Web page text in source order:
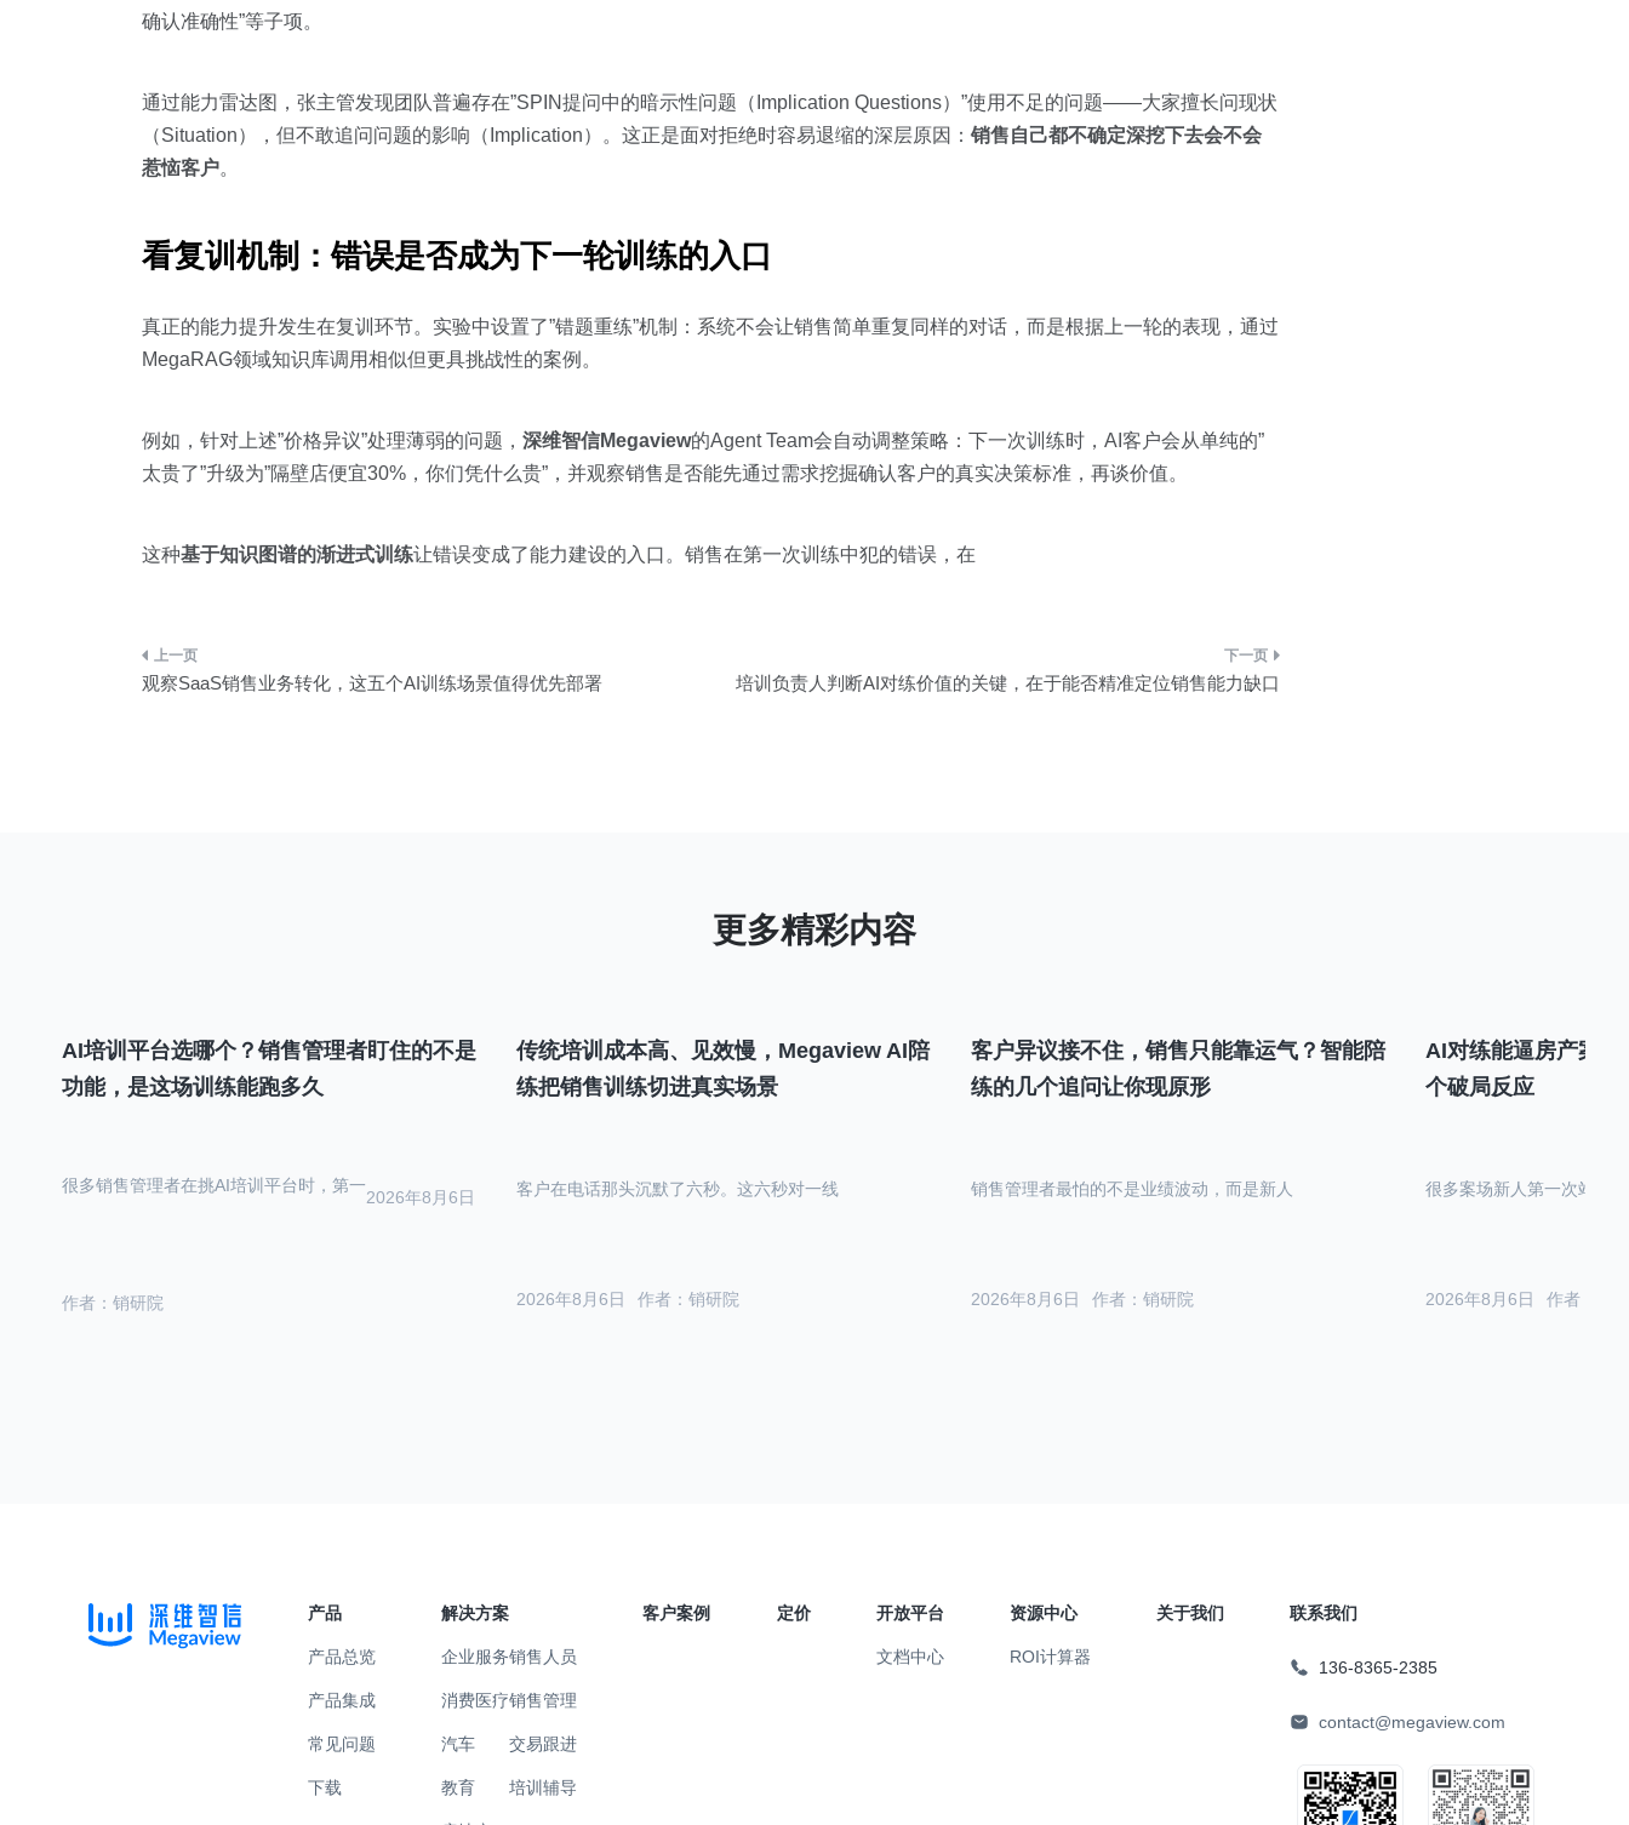
确认准确性”等子项。
通过能力雷达图，张主管发现团队普遍存在”SPIN提问中的暗示性问题（Implication Questions）”使用不足的问题——大家擅长问现状
（Situation），但不敢追问问题的影响（Implication）。这正是面对拒绝时容易退缩的深层原因： 销售自己都不确定深挖下去会不会
惹恼客户。
看复训机制：错误是否成为下一轮训练的入口
真正的能力提升发生在复训环节。实验中设置了”错题重练”机制：系统不会让销售简单重复同样的对话，而是根据上一轮的表现，通过
MegaRAG领域知识库调用相似但更具挑战性的案例。
例如，针对上述”价格异议”处理薄弱的问题， 深维智信Megaview的Agent Team会自动调整策略：下一次训练时，AI客户会从单纯的”
太贵了”升级为”隔壁店便宜30%，你们凭什么贵”，并观察销售是否能先通过需求挖掘确认客户的真实决策标准，再谈价值。
这种基于知识图谱的渐进式训练让错误变成了能力建设的入口。销售在第一次训练中犯的错误，在
文
观察SaaS销售业务转化，这五个AI训练场景值得优先部署 培训负责人判断AI对练价值的关键，在于能否精准定位销售能力缺口
AI培训平台选哪个？销售管理者盯住的不是
功能，是这场训练能跑多久
作者：销研院
2026年8月6日
很多销售管理者在挑AI培训平台时，第一
传统培训成本高、见效慢，Megaview AI陪
练把销售训练切进真实场景
作者：销研院
2026年8月6日
客户在电话那头沉默了六秒。这六秒对一线
客户异议接不住，销售只能靠运气？智能陪
练的几个追问让你现原形
作者：销研院
2026年8月6日
销售管理者最怕的不是业绩波动，而是新人
AI对练能逼房产案
个破局反应
作者：销
2026年8月6日
很多案场新人第一次站在
产品
产品总览
产品集成
常见问题
下载
解决方案
企业服务
消费医疗
汽车
教育
销售人员
销售管理
交易跟进
培训辅导
客户案例 定价 开放平台
文档中心
资源中心
ROI计算器
关于我们 联系我们
136-8365-2385
contact@megaview.com